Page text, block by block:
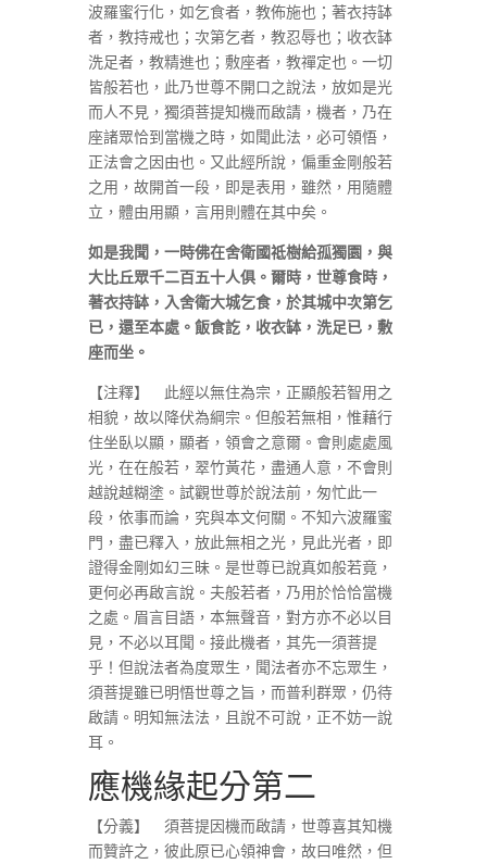
波羅蜜行化，如乞食者，教佈施也；著衣持缽
者，教持戒也；次第乞者，教忍辱也；收衣缽
洗足者，教精進也；敷座者，教禪定也。一切
皆般若也，此乃世尊不開口之說法，放如是光
而人不見，獨須菩提知機而啟請，機者，乃在
座諸眾恰到當機之時，如聞此法，必可領悟，
正法會之因由也。又此經所說，偏重金剛般若
之用，故開首一段，即是表用，雖然，用隨體
立，體由用顯，言用則體在其中矣。
如是我聞，一時佛在舍衛國祗樹給孤獨園，與
大比丘眾千二百五十人俱。爾時，世尊食時，
著衣持缽，入舍衛大城乞食，於其城中次第乞
已，還至本處。飯食訖，收衣缽，洗足已，敷
座而坐。
【注釋】 此經以無住為宗，正顯般若智用之
相貌，故以降伏為綱宗。但般若無相，惟藉行
住坐臥以顯，顯者，領會之意爾。會則處處風
光，在在般若，翠竹黃花，盡通人意，不會則
越說越糊塗。試觀世尊於說法前，匆忙此一
段，依事而論，究與本文何關。不知六波羅蜜
門，盡已釋入，放此無相之光，見此光者，即
證得金剛如幻三昧。是世尊已說真如般若竟，
更何必再啟言說。夫般若者，乃用於恰恰當機
之處。眉言目語，本無聲音，對方亦不必以目
見，不必以耳聞。接此機者，其先一須菩提
乎！但說法者為度眾生，聞法者亦不忘眾生，
須菩提雖已明悟世尊之旨，而普利群眾，仍待
啟請。明知無法法，且說不可說，正不妨一說
耳。
應機緣起分第二
【分義】 須菩提因機而啟請，世尊喜其知機
而贊許之，彼此原已心領神會，故曰唯然，但